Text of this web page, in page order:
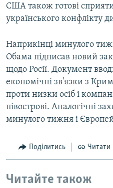
США також готові
українського
Наприкінці минулого
Обама підписав новий
щодо Росії. Документ
економічні зв'язки з
проти низки осіб і
півострові. Аналогічні
минулого тижня і
Поділитись Читати
Читайте також